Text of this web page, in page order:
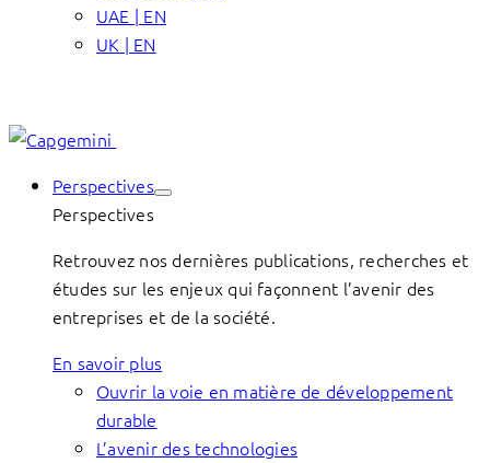
UAE | EN
UK | EN
Perspectives
Perspectives
Retrouvez nos dernières publications, recherches et
études sur les enjeux qui façonnent l’avenir des
entreprises et de la société.
En savoir plus
Ouvrir la voie en matière de développement
durable
L’avenir des technologies